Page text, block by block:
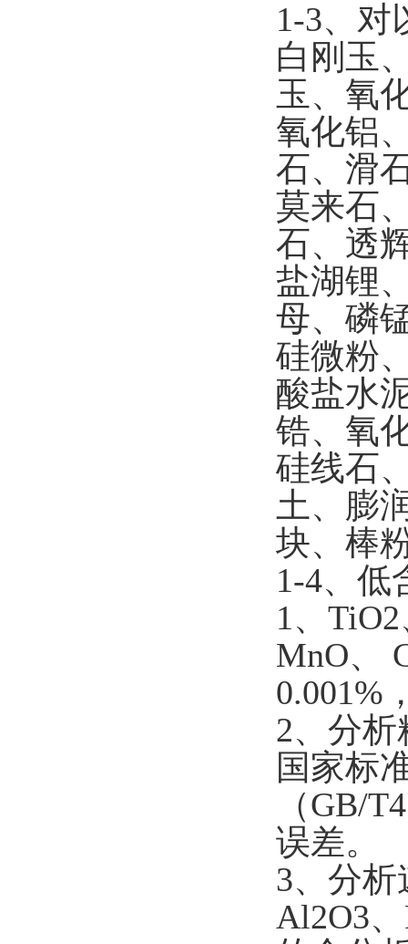
1-3、对
白刚玉
玉、氧
氧化铝
石、滑
莫来石
石、 透
盐湖锂
母、磷
硅微粉
酸盐水
锆、氧
硅线石
土、膨
块、棒
1-4、低
1、 TiO2
MnO、
0.001%
2、分
国家标
（GB/
误差。
3、分
Al2O3、